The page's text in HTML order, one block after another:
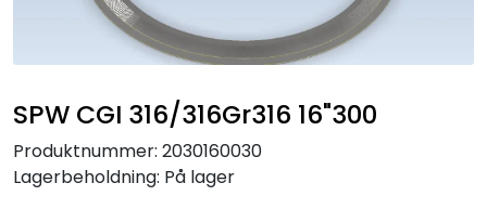
SPW CGI 316/316Gr316 16"300
Produktnummer: 2030160030
Lagerbeholdning: På lager
Slitasjeteknikk
Verneutstyr
Industriprodukter